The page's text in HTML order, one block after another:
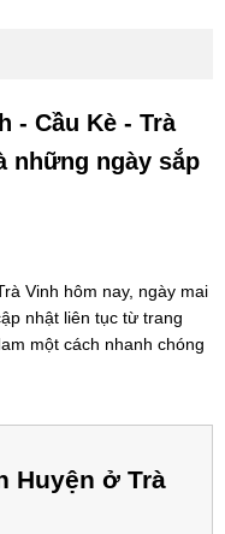
- Cầu Kè - Trà
những ngày sắp
Vinh hôm nay, ngày mai
nhật liên tục từ trang
một cách nhanh chóng
Huyện ở Trà